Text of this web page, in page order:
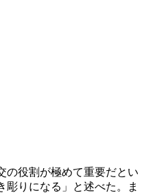
の役割が極めて重要だとい
彫りになる」と述べた。ま